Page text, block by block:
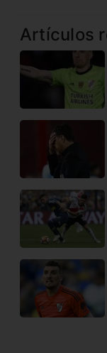
Artículos